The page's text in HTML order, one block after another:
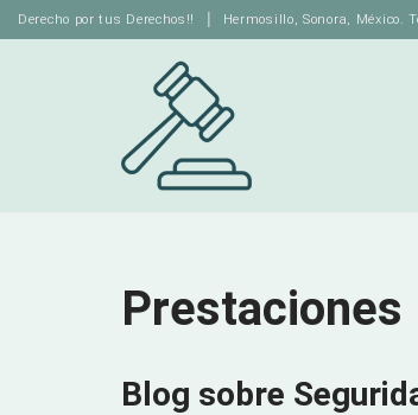
Derecho por tus Derechos!! │ Hermosillo, Sonora, México.
Prestaciones
Blog sobre